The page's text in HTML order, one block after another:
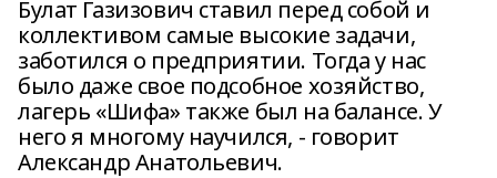
Булат Газизович ставил перед собой и
коллективом самые высокие задачи,
заботился о предприятии. Тогда у нас
было даже свое подсобное хозяйство,
лагерь «Шифа» также был на балансе. У
него я многому научился, - говорит
Александр Анатольевич.